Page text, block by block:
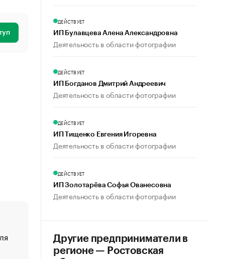
«От спорта тело стареет иначе». Как живет глава
создавшей GTA
ДЕЙСТВУЕТ
ИП Булавцева Алена Александровна
Деятельность в области фотографии
ДЕЙСТВУЕТ
ИП Богданов Дмитрий Андреевич
Деятельность в области фотографии
ДЕЙСТВУЕТ
ИП Тищенко Евгения Игоревна
Деятельность в области фотографии
ДЕЙСТВУЕТ
ИП Золотарёва Софья Ованесовна
Деятельность в области фотографии
Другие предприниматели в
регионе — Ростовская